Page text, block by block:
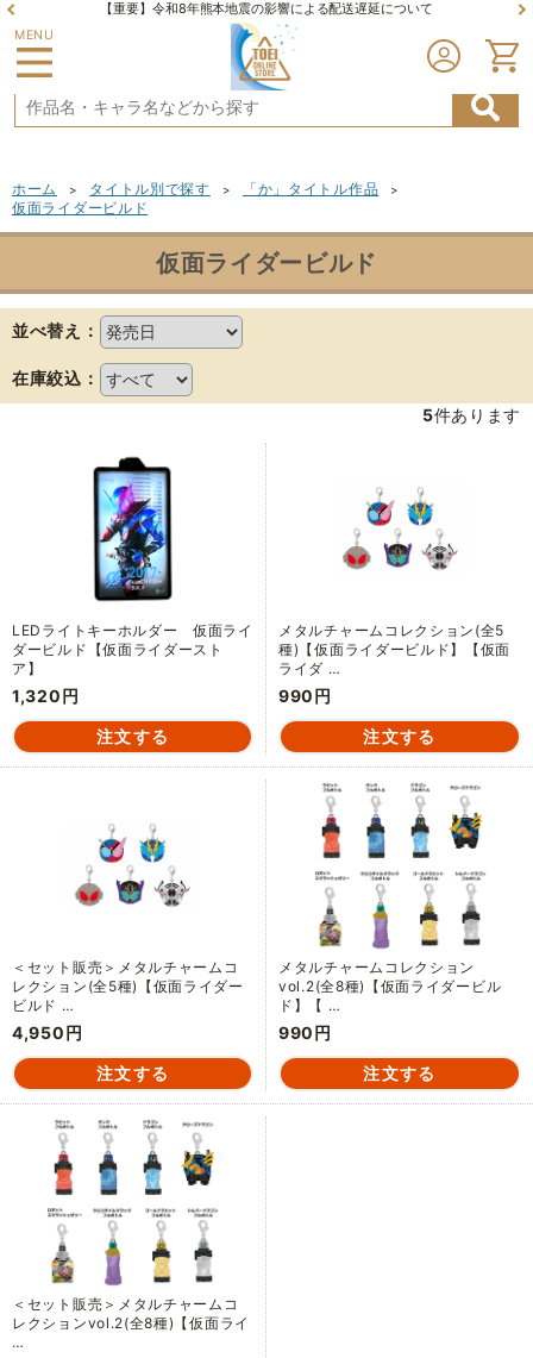
【重要】令和8年熊本地震の影響による配送遅延について
MENU
ホーム > タイトル別で探す > 「か」タイトル作品 >
仮面ライダービルド
仮面ライダービルド
並べ替え：
在庫絞込：
5件あります
LEDライトキーホルダー 仮面ライ
ダービルド【仮面ライダースト
ア】
1,320円
メタルチャームコレクション(全5
種)【仮面ライダービルド】【仮面
ライダ …
990円
＜セット販売＞メタルチャームコ
レクション(全5種)【仮面ライダー
ビルド …
4,950円
メタルチャームコレクション
vol.2(全8種)【仮面ライダービル
ド】【 …
990円
＜セット販売＞メタルチャームコ
レクションvol.2(全8種)【仮面ライ
…